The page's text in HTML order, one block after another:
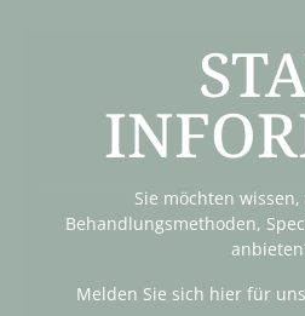
Sie möchten
Behandlungsmethoden,
Melden Sie sich hier für